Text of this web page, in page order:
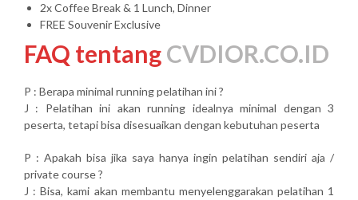
2x Coffee Break & 1 Lunch, Dinner
FREE Souvenir Exclusive
FAQ tentangCVDIOR.CO.ID
P : Berapa minimal running pelatihan ini ?
J : Pelatihan ini akan running idealnya minimal dengan 3
peserta, tetapi bisa disesuaikan dengan kebutuhan peserta
P : Apakah bisa jika saya hanya ingin pelatihan sendiri aja /
private course ?
J : Bisa, kami akan membantu menyelenggarakan pelatihan 1